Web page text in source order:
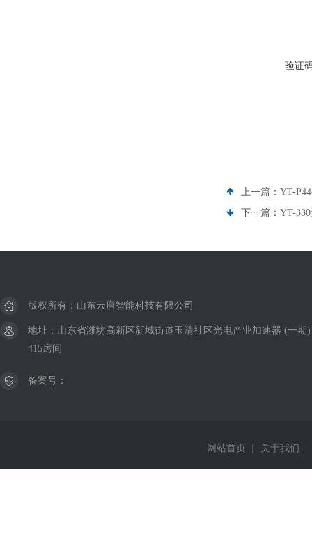
验证
上一篇： YT-
下一篇： YT-
版权所有：山东云唐智能科技有限公司
地址：山东省潍坊高新区新城街道玉清社区光电产业加速器 (一期
415房间
备案号：
网站首页 关于我们